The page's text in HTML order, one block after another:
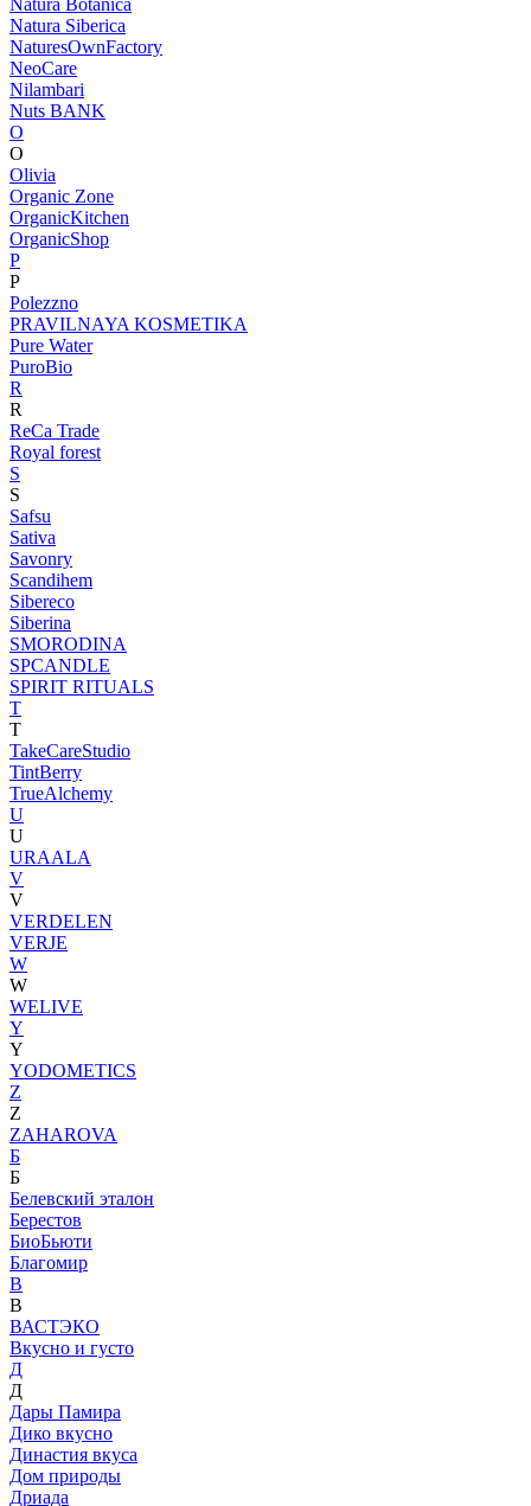
Natura Botanica
Natura Siberica
NaturesOwnFactory
NeoCare
Nilambari
Nuts BANK
O
O
Olivia
Organic Zone
OrganicKitchen
OrganicShop
P
P
Polezzno
PRAVILNAYA KOSMETIKA
Pure Water
PuroBio
R
R
ReCa Trade
Royal forest
S
S
Safsu
Sativa
Savonry
Scandihem
Sibereco
Siberina
SMORODINA
SPCANDLE
SPIRIT RITUALS
T
T
TakeCareStudio
TintBerry
TrueAlchemy
U
U
URAALA
V
V
VERDELEN
VERJE
W
W
WELIVE
Y
Y
YODOMETICS
Z
Z
ZAHAROVA
Б
Б
Белевский эталон
Берестов
БиоБьюти
Благомир
В
В
ВАСТЭКО
Вкусно и густо
Д
Д
Дары Памира
Дико вкусно
Династия вкуса
Дом природы
Дриада